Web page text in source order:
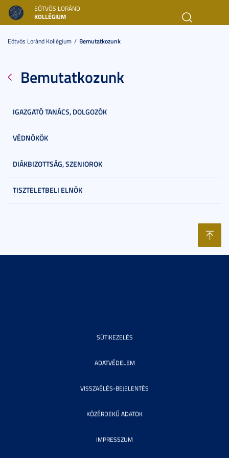
EÖTVÖS LORÁND
KOLLÉGIUM
Eötvös Loránd Kollégium Bemutatkozunk
Bemutatkozunk
IGAZGATÓ TANÁCS, DOLGOZÓK
VÉDNÖKÖK
DIÁKBIZOTTSÁG, SZENIOROK
TISZTELETBELI ELNÖK
SÜTIKEZELÉS
ADATVÉDELEM
VISSZAÉLÉS-BEJELENTÉS
KÖZÉRDEKŰ ADATOK
IMPRESSZUM